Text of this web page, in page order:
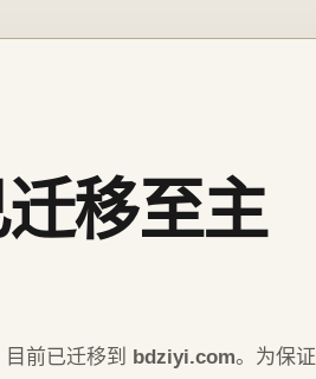
移至主
前已迁移到 bdziyi.com。为保证